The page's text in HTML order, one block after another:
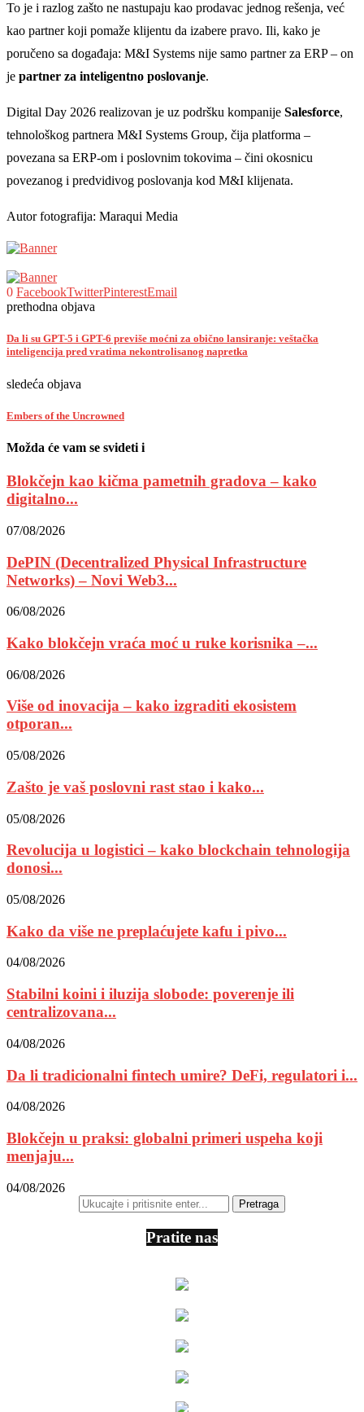
To je i razlog zašto ne nastupaju kao prodavac jednog rešenja, već
kao partner koji pomaže klijentu da izabere pravo. Ili, kako je
poručeno sa događaja: M&I Systems nije samo partner za ERP – on
je partner za inteligentno poslovanje.
Digital Day 2026 realizovan je uz podršku kompanije Salesforce,
tehnološkog partnera M&I Systems Group, čija platforma –
povezana sa ERP-om i poslovnim tokovima – čini okosnicu
povezanog i predvidivog poslovanja kod M&I klijenata.
Autor fotografija: Maraqui Media
0 FacebookTwitterPinterestEmail
prethodna objava
Da li su GPT-5 i GPT-6 previše moćni za obično lansiranje: veštačka
inteligencija pred vratima nekontrolisanog napretka
sledeća objava
Embers of the Uncrowned
Možda će vam se svideti i
Blokčejn kao kičma pametnih gradova – kako
digitalno...
07/08/2026
DePIN (Decentralized Physical Infrastructure
Networks) – Novi Web3...
06/08/2026
Kako blokčejn vraća moć u ruke korisnika –...
06/08/2026
Više od inovacija – kako izgraditi ekosistem
otporan...
05/08/2026
Zašto je vaš poslovni rast stao i kako...
05/08/2026
Revolucija u logistici – kako blockchain tehnologija
donosi...
05/08/2026
Kako da više ne preplaćujete kafu i pivo...
04/08/2026
Stabilni koini i iluzija slobode: poverenje ili
centralizovana...
04/08/2026
Da li tradicionalni fintech umire? DeFi, regulatori i...
04/08/2026
Blokčejn u praksi: globalni primeri uspeha koji
menjaju...
04/08/2026
Pratite nas